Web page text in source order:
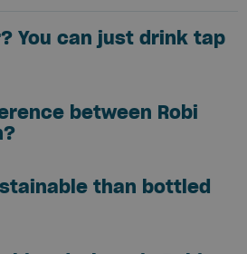
You can just drink tap
between Robi
than bottled